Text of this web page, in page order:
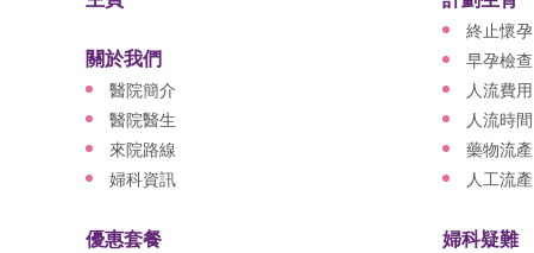
關於我們
醫院簡介
醫院醫生
來院路線
婦科資訊
優惠套餐
終止懷孕
早孕檢查
人流費用
人流時間
藥物流產
人工流產
婦科疑難